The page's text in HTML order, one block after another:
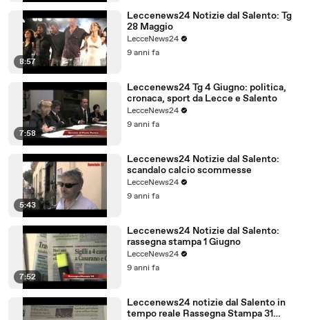
8:57
Leccenews24 Notizie dal Salento: Tg
28 Maggio
LecceNews24
9 anni fa
7:58
Leccenews24 Tg 4 Giugno: politica,
cronaca, sport da Lecce e Salento
LecceNews24
9 anni fa
5:43
Leccenews24 Notizie dal Salento:
scandalo calcio scommesse
LecceNews24
9 anni fa
7:52
Leccenews24 Notizie dal Salento:
rassegna stampa 1 Giugno
LecceNews24
9 anni fa
Leccenews24 notizie dal Salento in
tempo reale Rassegna Stampa 31